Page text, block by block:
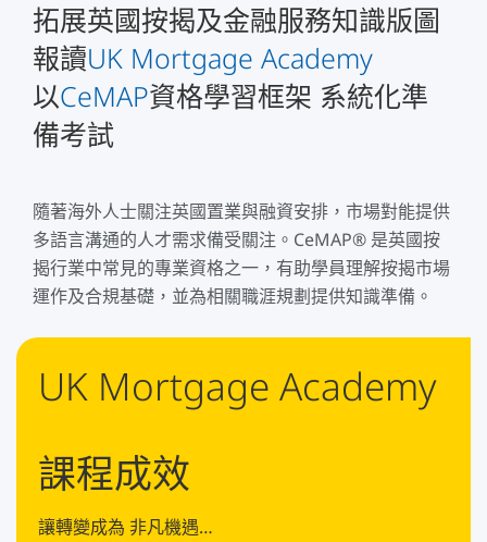
拓展英國按揭及金融服務知識版圖
報讀UK Mortgage Academy
以CeMAP資格學習框架 系統化準
備考試
隨著海外人士關注英國置業與融資安排，市場對能提供
多語言溝通的人才需求備受關注。CeMAP® 是英國按
揭行業中常見的專業資格之一，有助學員理解按揭市場
運作及合規基礎，並為相關職涯規劃提供知識準備。
UK Mortgage Academy
課程成效
讓轉變成為 非凡機遇…